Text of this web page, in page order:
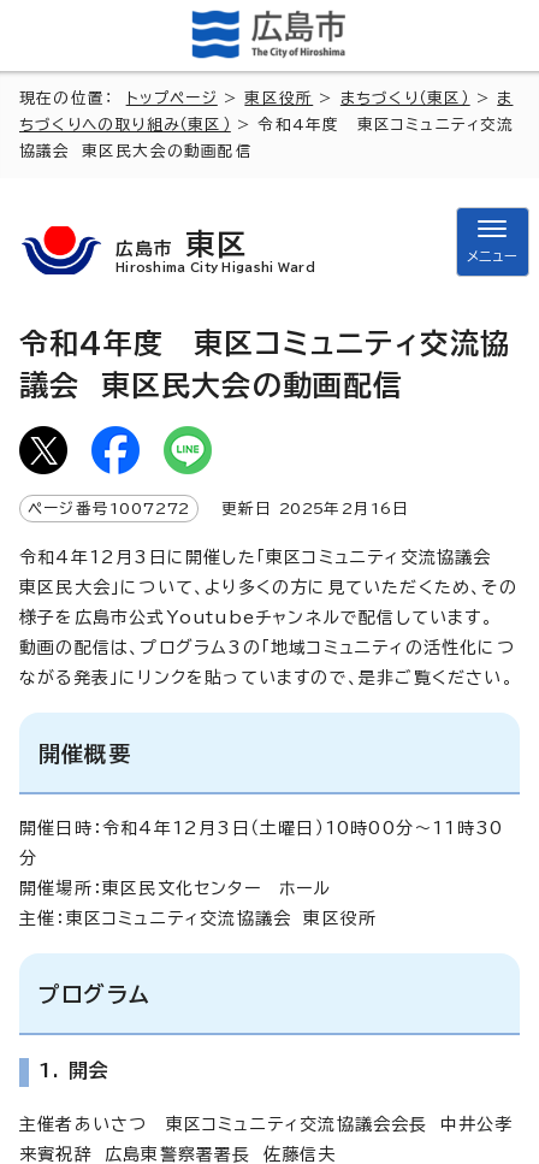
現在の位置： トップページ >東区役所 > まちづくり（東区） > ま
ちづくりへの取り組み（東区）
> 令和4年度 東区コミュニティ交流
協議会 東区民大会の動画配信
広島市 東区
Hiroshima City Higashi Ward
メニュー
令和4年度 東区コミュニティ交流協
議会 東区民大会の動画配信
ページ番号 1007272 更新日 2025年2月 16 日
令和4年12月3日に開催した「東区コミュニティ交流協議会
東区民大会」について、より多くの方に見ていただくため、その
様子を広島市公式Youtubeチャンネルで配信しています。
動画の配信は、プログラム3の「地域コミュニティの活性化につ
ながる発表」にリンクを貼っていますので、是非ご覧ください。
開催概要
開催日時：令和4年12月3日（土曜日）10時00分～11時30
分
開催場所：東区民文化センター ホール
主催：東区コミュニティ交流協議会 東区役所
プログラム
1. 開会
主催者あいさつ 東区コミュニティ交流協議会会長 中井公孝
来賓祝辞 広島東警察署署長 佐藤信夫